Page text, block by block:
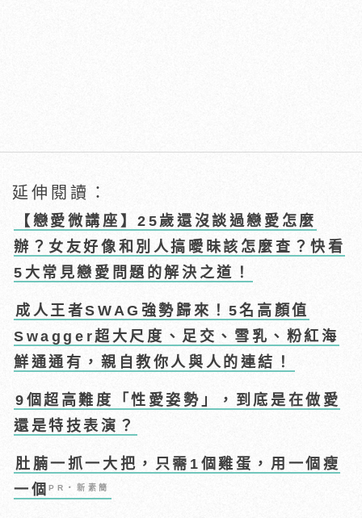
延伸閱讀：
【戀愛微講座】25歲還沒談過戀愛怎麼
辦？女友好像和別人搞曖昧該怎麼查？快看
5大常見戀愛問題的解決之道！
成人王者SWAG強勢歸來！5名高顏值
Swagger超大尺度、足交、雪乳、粉紅海
鮮通通有，親自教你人與人的連結！
9個超高難度「性愛姿勢」，到底是在做愛
還是特技表演？
肚腩一抓一大把，只需1個雞蛋，用一個瘦
一個PR・新素簡